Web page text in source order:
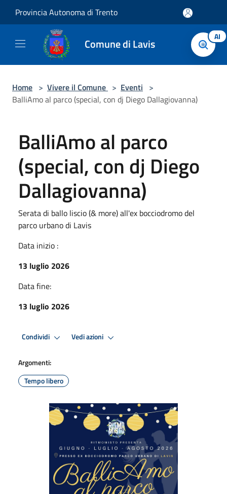
Provincia Autonoma di Trento
Comune di Lavis AI
Home > Vivere il Comune > Eventi >
BalliAmo al parco (special, con dj Diego Dallagiovanna)
BalliAmo al parco
(special, con dj Diego
Dallagiovanna)
Serata di ballo liscio (& more) all'ex bocciodromo del
parco urbano di Lavis
Data inizio :
13 luglio 2026
Data fine:
13 luglio 2026
Condividi Vedi azioni
Argomenti:
Tempo libero